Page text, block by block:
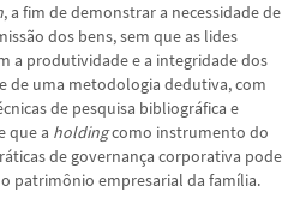
, a fim de demonstrar a necessidade de
dos bens, sem que as lides
a produtividade e a integridade dos
de uma metodologia dedutiva, com
de pesquisa bibliográfica e
que a holdingcomo instrumento do
de governança corporativa pode
patrimônio empresarial da família.